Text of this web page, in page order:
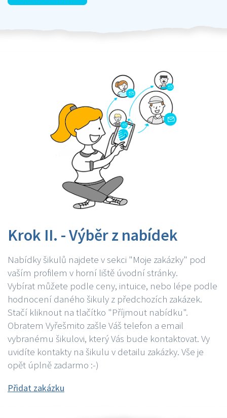
Krok II. - Výběr z nabídek
Nabídky šikulů najdete v sekci "Moje zakázky" pod
vaším profilem v horní liště úvodní stránky.
Vybírat můžete podle ceny, intuice, nebo lépe podle
hodnocení daného šikuly z předchozích zakázek.
Stačí kliknout na tlačítko "Příjmout nabídku".
Obratem Vyřešmito zašle Váš telefon a email
vybranému šikulovi, který Vás bude kontaktovat. Vy
uvidíte kontakty na šikulu v detailu zakázky. Vše je
opět úplně zadarmo :-)
Přidat zakázku